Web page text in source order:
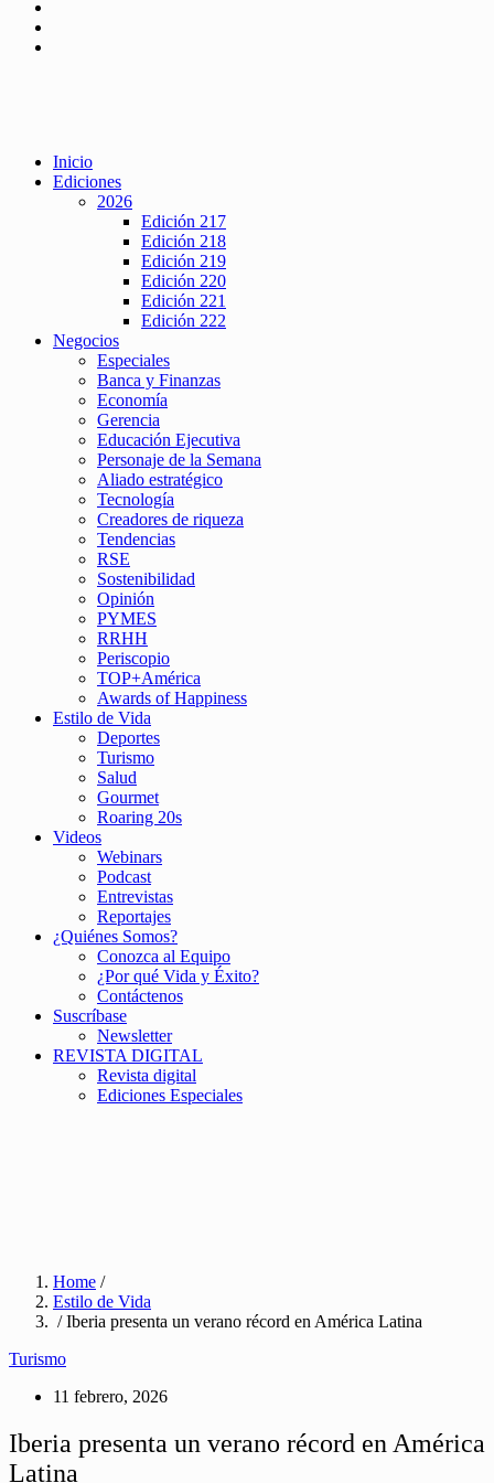
Inicio
Ediciones
2026
Edición 217
Edición 218
Edición 219
Edición 220
Edición 221
Edición 222
Negocios
Especiales
Banca y Finanzas
Economía
Gerencia
Educación Ejecutiva
Personaje de la Semana
Aliado estratégico
Tecnología
Creadores de riqueza
Tendencias
RSE
Sostenibilidad
Opinión
PYMES
RRHH
Periscopio
TOP+América
Awards of Happiness
Estilo de Vida
Deportes
Turismo
Salud
Gourmet
Roaring 20s
Videos
Webinars
Podcast
Entrevistas
Reportajes
¿Quiénes Somos?
Conozca al Equipo
¿Por qué Vida y Éxito?
Contáctenos
Suscríbase
Newsletter
REVISTA DIGITAL
Revista digital
Ediciones Especiales
Home /
Estilo de Vida
/ Iberia presenta un verano récord en América Latina
Turismo
11 febrero, 2026
Iberia presenta un verano récord en América
Latina